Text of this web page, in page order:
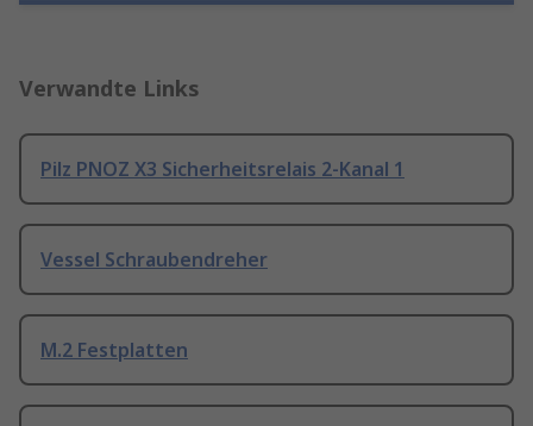
Verwandte Links
Pilz PNOZ X3 Sicherheitsrelais 2-Kanal 1
Vessel Schraubendreher
M.2 Festplatten